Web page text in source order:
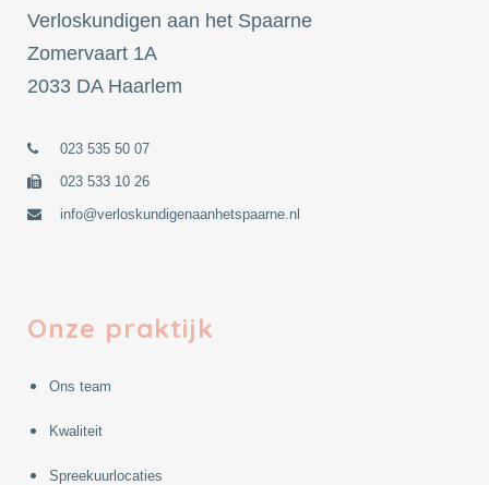
Verloskundigen aan het Spaarne
Zomervaart 1A
2033 DA Haarlem
023 535 50 07
023 533 10 26
info@verloskundigenaanhetspaarne.nl
Onze praktijk
Ons team
Kwaliteit
Spreekuurlocaties